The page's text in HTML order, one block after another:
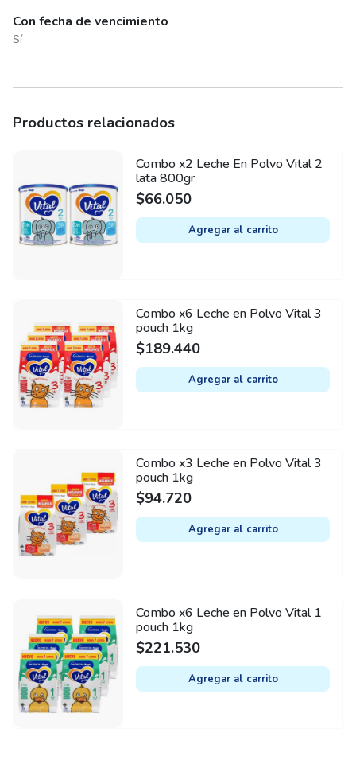
Con fecha de vencimiento
Sí
Productos relacionados
Combo x2 Leche En Polvo Vital 2
lata 800gr
$66.050
Agregar al carrito
Combo x6 Leche en Polvo Vital 3
pouch 1kg
$189.440
Agregar al carrito
Combo x3 Leche en Polvo Vital 3
pouch 1kg
$94.720
Agregar al carrito
Combo x6 Leche en Polvo Vital 1
pouch 1kg
$221.530
Agregar al carrito